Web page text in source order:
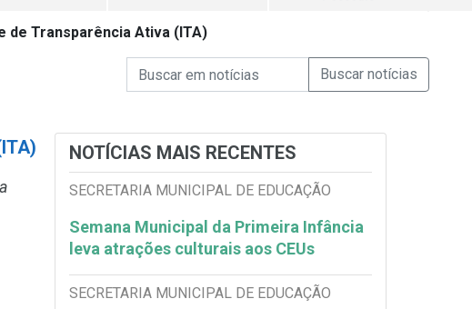
de Transparência Ativa (ITA)
Campo de Busca de Notícias
Campo de Busca de informaçõesEnviar a Busca de
NOTÍCIAS MAIS RECENTES
SECRETARIA MUNICIPAL DE EDUCAÇÃO
Semana Municipal da Primeira Infância
leva atrações culturais aos CEUs
SECRETARIA MUNICIPAL DE EDUCAÇÃO